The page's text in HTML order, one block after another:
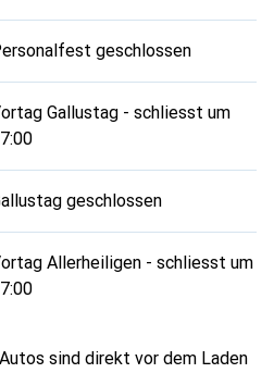
geschlossen
Gallustag - schliesst um
geschlossen
Allerheiligen - schliesst um
sind direkt vor dem Laden